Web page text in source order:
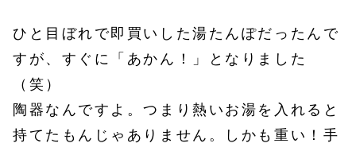
ひと目ぼれで即買いした湯たんぽだったんで
すが、すぐに「あかん！」となりました
（笑）
陶器なんですよ。つまり熱いお湯を入れると
持てたもんじゃありません。しかも重い！手